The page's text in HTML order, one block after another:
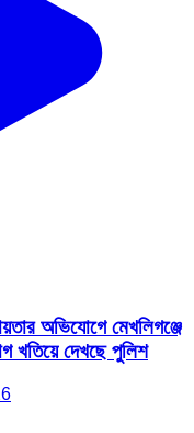
অভিযোগে মেখলিগঞ্জে
দেখছে পুলিশ